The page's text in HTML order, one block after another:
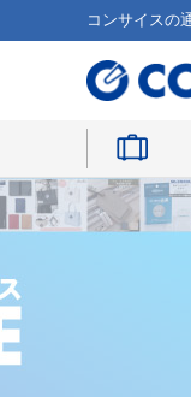
コンサイスの